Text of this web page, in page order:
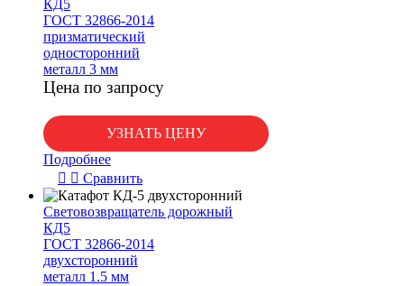
ГОСТ
32866-
2014
световозвращающий
элемент
белый
красный
одна
сторона
КД5
ГОСТ 32866-2014
призматический
односторонний
металл 3 мм
Цена по запросу
УЗНАТЬ ЦЕНУ
Подробнее
Сравнить
Световозвращатель дорожный
КД5
ГОСТ 32866-2014
двухсторонний
металл 1.5 мм